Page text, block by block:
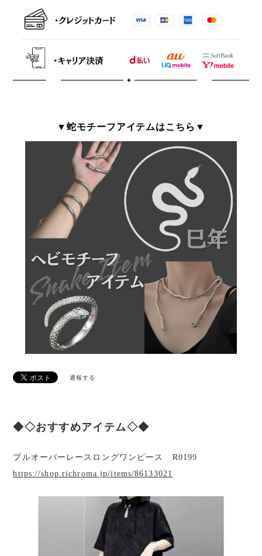
▼蛇モチーフアイテムはこちら▼
通報する
◆◇おすすめアイテム◇◆
プルオーバーレースロングワンピース R0199
https://shop.richroma.jp/items/86133021